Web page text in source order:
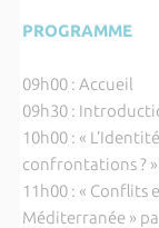
PROGRAMME
09h00 : Accueil
09h30 :
10h00 : «
confrontations ?
11h00 : « Conflits
Méditerranée »